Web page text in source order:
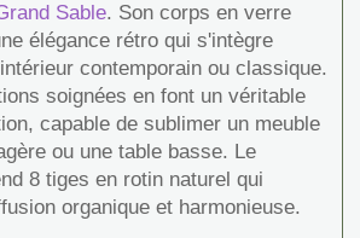
Sable. Son corps en verre
élégance rétro qui s'intègre
contemporain ou classique.
soignées en font un véritable
capable de sublimer un meuble
ou une table basse. Le
8 tiges en rotin naturel qui
organique et harmonieuse.